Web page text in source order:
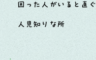
困った人がいると直
人見知りな所